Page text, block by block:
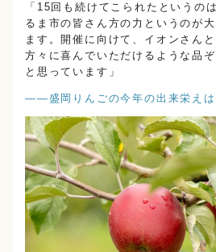
「15回も続けてこられたというの
るま市の皆さん方の力というのが
ます。開催に向けて、イオンさん
方々に喜んでいただけるような品
と思っています」
――盛岡りんごの今年の出来栄えは